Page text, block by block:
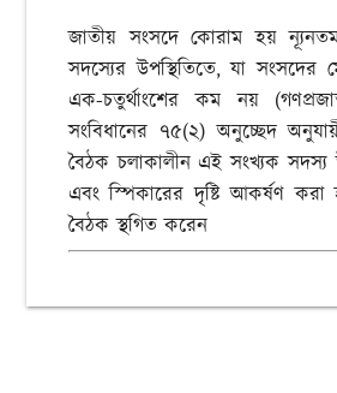
জাতীয় সংসদে কোরাম হয়
সদস্যের উপস্থিতিতে, যা সংসদের
এক-চতুর্থাংশের কম নয়
সংবিধানের ৭৫(২) অনুচ্ছেদ
বৈঠক চলাকালীন এই সংখ্যক সদস্য
এবং স্পিকারের দৃষ্টি আকর্ষণ
বৈঠক স্থগিত করেন